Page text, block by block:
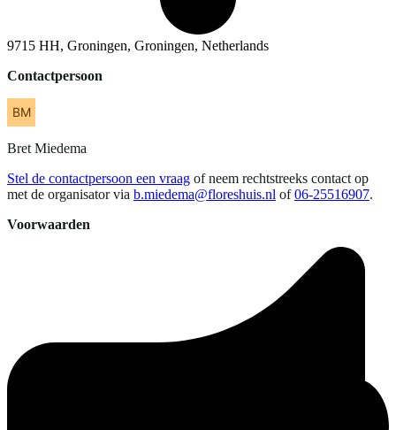
9715 HH, Groningen, Groningen, Netherlands
Contactpersoon
Bret Miedema
Stel de contactpersoon een vraag of neem rechtstreeks contact op
met de organisator via b.miedema@floreshuis.nl of 06-25516907.
Voorwaarden